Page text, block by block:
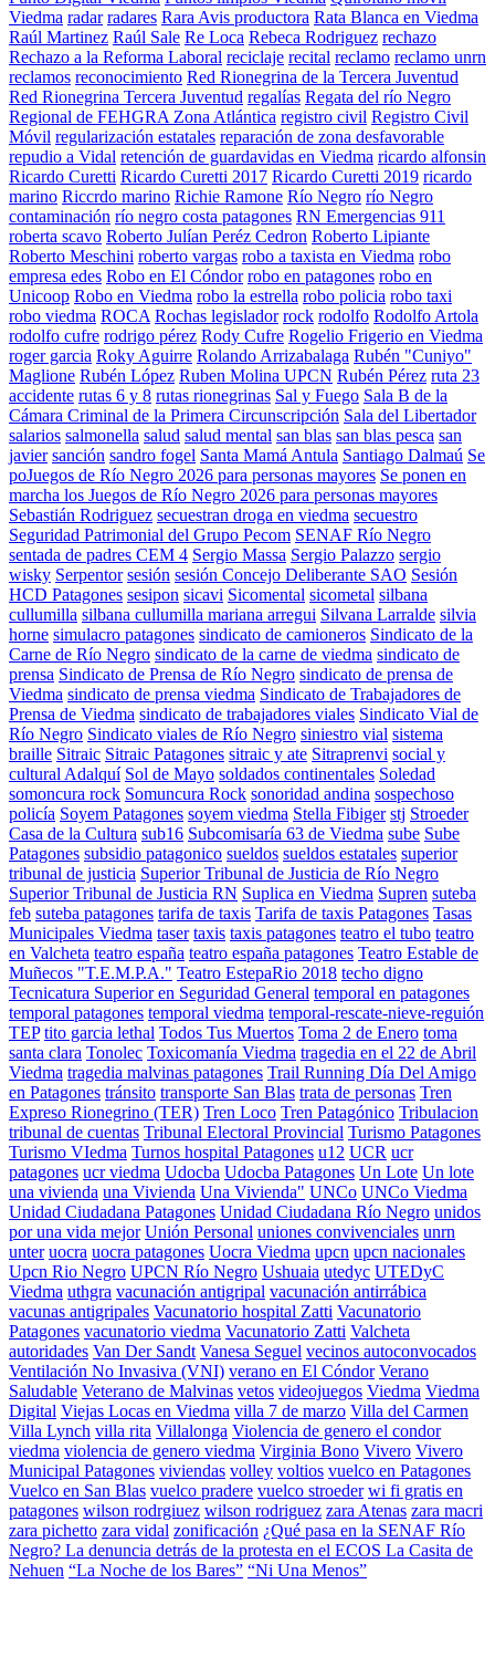
Viedma radar radares Rara Avis productora Rata Blanca en Viedma
Raúl Martinez Raúl Sale Re Loca Rebeca Rodriguez rechazo
Rechazo a la Reforma Laboral reciclaje recital reclamo reclamo unrn
reclamos reconocimiento Red Rionegrina de la Tercera Juventud
Red Rionegrina Tercera Juventud regalías Regata del río Negro
Regional de FEHGRA Zona Atlántica registro civil Registro Civil
Móvil regularización estatales reparación de zona desfavorable
repudio a Vidal retención de guardavidas en Viedma ricardo alfonsin
Ricardo Curetti Ricardo Curetti 2017 Ricardo Curetti 2019 ricardo
marino Riccrdo marino Richie Ramone Río Negro río Negro
contaminación río negro costa patagones RN Emergencias 911
roberta scavo Roberto Julían Peréz Cedron Roberto Lipiante
Roberto Meschini roberto vargas robo a taxista en Viedma robo
empresa edes Robo en El Cóndor robo en patagones robo en
Unicoop Robo en Viedma robo la estrella robo policia robo taxi
robo viedma ROCA Rochas legislador rock rodolfo Rodolfo Artola
rodolfo cufre rodrigo pérez Rody Cufre Rogelio Frigerio en Viedma
roger garcia Roky Aguirre Rolando Arrizabalaga Rubén "Cuniyo"
Maglione Rubén López Ruben Molina UPCN Rubén Pérez ruta 23
accidente rutas 6 y 8 rutas rionegrinas Sal y Fuego Sala B de la
Cámara Criminal de la Primera Circunscripción Sala del Libertador
salarios salmonella salud salud mental san blas san blas pesca san
javier sanción sandro fogel Santa Mamá Antula Santiago Dalmaú Se
poJuegos de Río Negro 2026 para personas mayores Se ponen en
marcha los Juegos de Río Negro 2026 para personas mayores
Sebastián Rodriguez secuestran droga en viedma secuestro
Seguridad Patrimonial del Grupo Pecom SENAF Río Negro
sentada de padres CEM 4 Sergio Massa Sergio Palazzo sergio
wisky Serpentor sesión sesión Concejo Deliberante SAO Sesión
HCD Patagones sesipon sicavi Sicomental sicometal silbana
cullumilla silbana cullumilla mariana arregui Silvana Larralde silvia
horne simulacro patagones sindicato de camioneros Sindicato de la
Carne de Río Negro sindicato de la carne de viedma sindicato de
prensa Sindicato de Prensa de Río Negro sindicato de prensa de
Viedma sindicato de prensa viedma Sindicato de Trabajadores de
Prensa de Viedma sindicato de trabajadores viales Sindicato Vial de
Río Negro Sindicato viales de Río Negro siniestro vial sistema
braille Sitraic Sitraic Patagones sitraic y ate Sitraprenvi social y
cultural Adalquí Sol de Mayo soldados continentales Soledad
somoncura rock Somuncura Rock sonoridad andina sospechoso
policía Soyem Patagones soyem viedma Stella Fibiger stj Stroeder
Casa de la Cultura sub16 Subcomisaría 63 de Viedma sube Sube
Patagones subsidio patagonico sueldos sueldos estatales superior
tribunal de justicia Superior Tribunal de Justicia de Río Negro
Superior Tribunal de Justicia RN Suplica en Viedma Supren suteba
feb suteba patagones tarifa de taxis Tarifa de taxis Patagones Tasas
Municipales Viedma taser taxis taxis patagones teatro el tubo teatro
en Valcheta teatro españa teatro españa patagones Teatro Estable de
Muñecos "T.E.M.P.A." Teatro EstepaRio 2018 techo digno
Tecnicatura Superior en Seguridad General temporal en patagones
temporal patagones temporal viedma temporal-rescate-nieve-reguión
TEP tito garcia lethal Todos Tus Muertos Toma 2 de Enero toma
santa clara Tonolec Toxicomanía Viedma tragedia en el 22 de Abril
Viedma tragedia malvinas patagones Trail Running Día Del Amigo
en Patagones tránsito transporte San Blas trata de personas Tren
Expreso Rionegrino (TER) Tren Loco Tren Patagónico Tribulacion
tribunal de cuentas Tribunal Electoral Provincial Turismo Patagones
Turismo VIedma Turnos hospital Patagones u12 UCR ucr
patagones ucr viedma Udocba Udocba Patagones Un Lote Un lote
una vivienda una Vivienda Una Vivienda" UNCo UNCo Viedma
Unidad Ciudadana Patagones Unidad Ciudadana Río Negro unidos
por una vida mejor Unión Personal uniones convivenciales unrn
unter uocra uocra patagones Uocra Viedma upcn upcn nacionales
Upcn Rio Negro UPCN Río Negro Ushuaia utedyc UTEDyC
Viedma uthgra vacunación antigripal vacunación antirrábica
vacunas antigripales Vacunatorio hospital Zatti Vacunatorio
Patagones vacunatorio viedma Vacunatorio Zatti Valcheta
autoridades Van Der Sandt Vanesa Seguel vecinos autoconvocados
Ventilación No Invasiva (VNI) verano en El Cóndor Verano
Saludable Veterano de Malvinas vetos videojuegos Viedma Viedma
Digital Viejas Locas en Viedma villa 7 de marzo Villa del Carmen
Villa Lynch villa rita Villalonga Violencia de genero el condor
viedma violencia de genero viedma Virginia Bono Vivero Vivero
Municipal Patagones viviendas volley voltios vuelco en Patagones
Vuelco en San Blas vuelco pradere vuelco stroeder wi fi gratis en
patagones wilson rodrgiuez wilson rodriguez zara Atenas zara macri
zara pichetto zara vidal zonificación ¿Qué pasa en la SENAF Río
Negro? La denuncia detrás de la protesta en el ECOS La Casita de
Nehuen “La Noche de los Bares” “Ni Una Menos”